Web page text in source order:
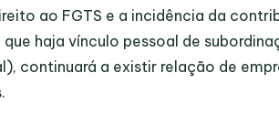
ao FGTS e a incidência da
que haja vínculo pessoal de
continuará a existir relação de